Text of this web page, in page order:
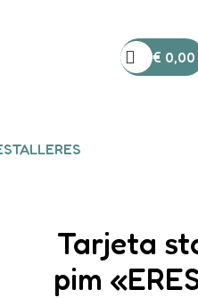
€ 0,00
TALLERES
Tarjeta
pim